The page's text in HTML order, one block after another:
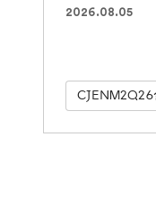
2026.08.05
CJENM2Q26